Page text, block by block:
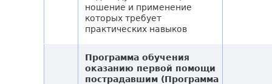
ношение и применение
которых требует
практических навыков
Программа обучения
оказанию первой помощи
пострадавшим (Программа